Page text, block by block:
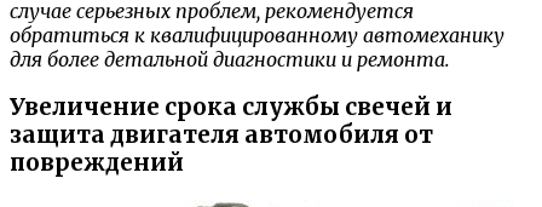
случае серьезных проблем, рекомендуется
обратиться к квалифицированному автомеханику
для более детальной диагностики и ремонта.
Увеличение срока службы свечей и
защита двигателя автомобиля от
повреждений